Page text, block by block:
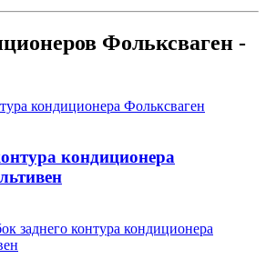
Фольксваген -
кондиционера